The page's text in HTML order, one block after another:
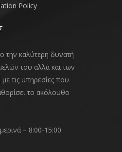
Policy
καλύτερη δυνατή
του αλλά και των
τις υπηρεσίες που
το ακόλουθο
– 8:00-15:00